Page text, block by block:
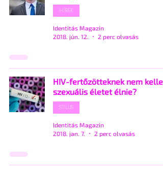
HÍREK
Identitás Magazin
2018. jún. 12.
2 perc olvasás
HIV-fertőzötteknek nem
szexuális életet élnie?
STÍLUS
Identitás Magazin
2018. jan. 7.
2 perc olvasás